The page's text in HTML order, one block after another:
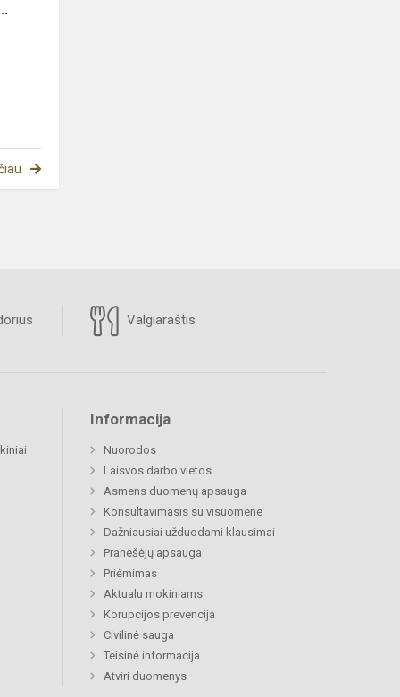
Valgiaraštis
Informacija
Nuorodos
Laisvos darbo vietos
Asmens duomenų apsauga
Konsultavimasis su visuomene
Dažniausiai užduodami klausimai
Pranešėjų apsauga
Priėmimas
Aktualu mokiniams
Korupcijos prevencija
Civilinė sauga
Teisinė informacija
Atviri duomenys